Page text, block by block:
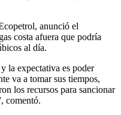
anunció el
costa afuera que podría
al día.
la expectativa es poder
va a tomar sus tiempos,
los recursos para sancionar
comentó.